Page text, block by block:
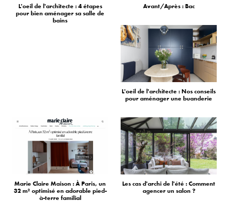
L'oeil de l'architecte : 4 étapes
pour bien aménager sa salle de
bains
Avant/Après : Bac
L'oeil de l'architecte : Nos conseils
pour aménager une buanderie
Marie Claire Maison : À Paris, un
32 m² optimisé en adorable pied-
à-terre familial
Les cas d'archi de l'été : Comment
agencer un salon ?